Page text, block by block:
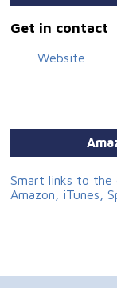
Get in contact
Website
Smart links to the
Amazon, iTunes,